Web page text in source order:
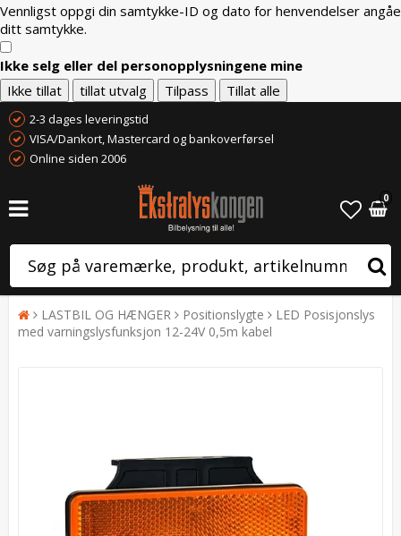
Vennligst oppgi din samtykke-ID og dato for henvendelser
ditt samtykke.
Ikke selg eller del personopplysningene mine
Ikke tillat
tillat utvalg Tilpass Tillat alle
2-3 dages leveringstid
VISA/Dankort, Mastercard og bankoverførsel
Online siden 2006
0
LASTBIL OG HÆNGER Positionslygte
LED Posisjonslys
med varningslysfunksjon 12-24V 0,5m kabel